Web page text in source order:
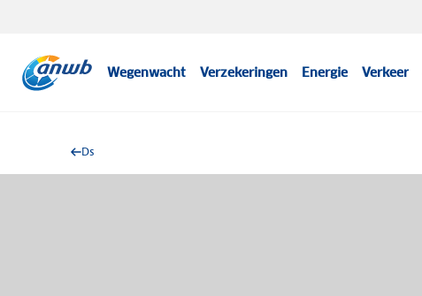
Wegenwacht Verzekeringen Energie Verkeer
Ds